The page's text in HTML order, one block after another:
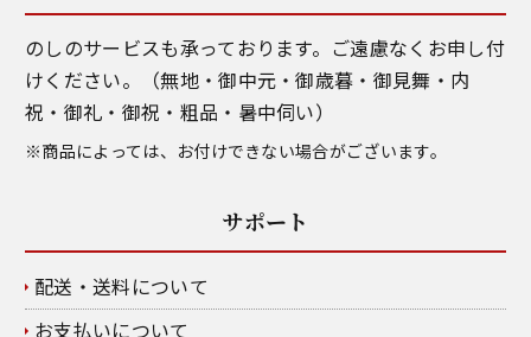
のしのサービスも承っております。ご遠慮なくお申し付
けください。（無地・御中元・御歳暮・御見舞・内
祝・御礼・御祝・粗品・暑中伺い）
※商品によっては、お付けできない場合がございます。
サポート
配送・送料について
お支払いについて